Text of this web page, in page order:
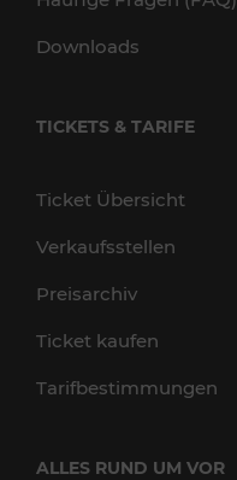
Downloads
TICKETS & TARIFE
Ticket Übersicht
Verkaufsstellen
Preisarchiv
Ticket kaufen
Tarifbestimmungen
ALLES RUND UM VOR